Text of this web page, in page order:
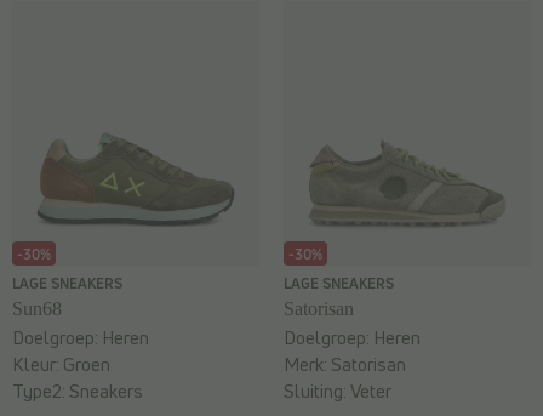
-30%
LAGE SNEAKERS
Sun68
Doelgroep: Heren
Kleur: Groen
Type2: Sneakers
-30%
LAGE SNEAKERS
Satorisan
Doelgroep: Heren
Merk: Satorisan
Sluiting:Veter